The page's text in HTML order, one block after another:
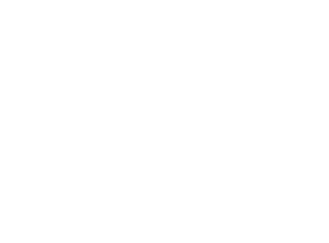
管信用体系建设，将严重违法违规的
置1000多条可疑违规行为识别规则
跨部门失信联合惩戒。全省已列异企
公示”专栏，及时更新行政许可和行
务。四是加快推进“互联网+监管”。
动系统应用，完成监管事项目录清单